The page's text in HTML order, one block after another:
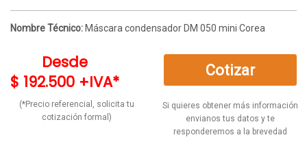
Nombre Técnico: Máscara condensador DM 050 mini Corea
Desde
$ 192.500 +IVA*
(*Precio referencial, solicita tu
cotización formal)
Cotizar
Si quieres obtener más información
envianos tus datos y te
responderemos a la brevedad